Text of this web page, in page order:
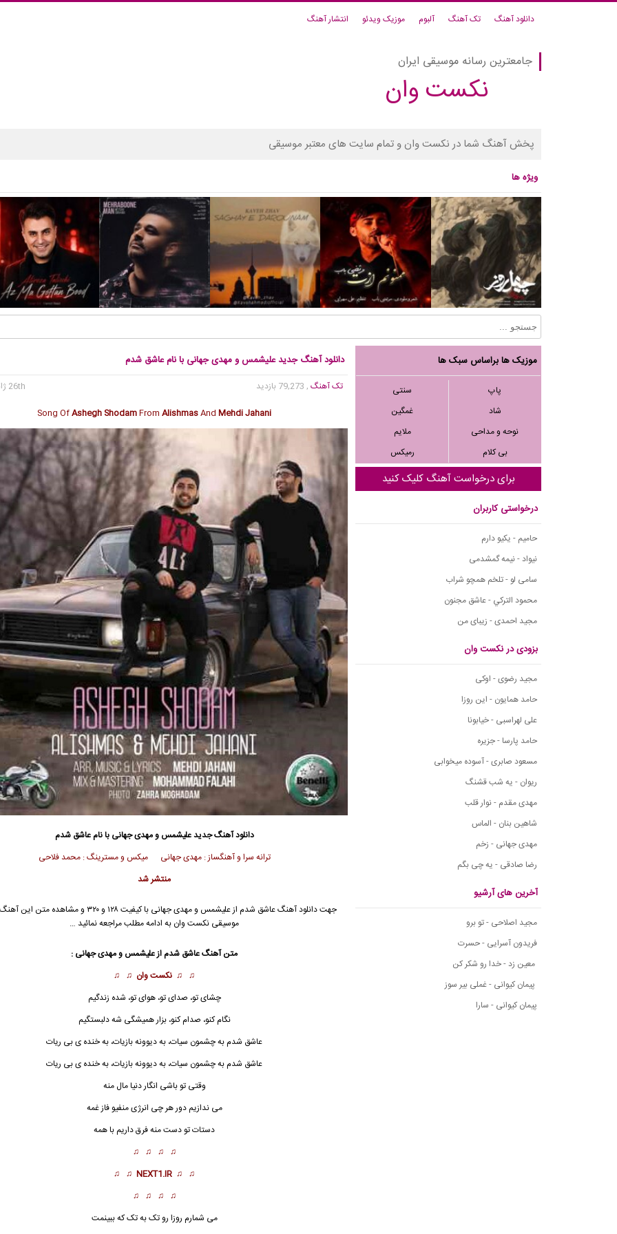
دانلود آهنگ تک آهنگ آلبوم موزیک ویدئو انتشار آهنگ
جامعترین رسانه موسیقی ایران
نکست وان
پخش آهنگ شما در نکست وان و تمام سایت های معتبر موسیقی
ویژه ها
موزیک ها براساس سبک ها
پاپ
سنتی
شاد
غمگین
نوحه و مداحی
ملایم
بی کلام
رمیکس
برای درخواست آهنگ کلیک کنید
درخواستی کاربران
حامیم - یکیو دارم
نیواد - نیمه گمشدمی
سامی لو - تلخم همچو شراب
محمود التركي - عاشق مجنون
مجید احمدی - زیبای من
بزودی در نکست وان
مجید رضوی - اوکی
حامد همایون - این روزا
علی لهراسبی - خیابونا
حامد پارسا - جزیره
مسعود صابری - آسوده میخوابی
ریوان - یه شب قشنگ
مهدی مقدم - نوار قلب
شاهین بنان - الماس
مهدی جهانی - زخم
رضا صادقی - یه چی بگم
آخرین های آرشیو
مجید اصلاحی - تو برو
فریدون آسرایی - حسرت
معین زد - خدا رو شکر کن
پیمان کیوانی - غملی بیر سوز
پیمان کیوانی - سارا
دانلود آهنگ جدید علیشمس و مهدی جهانی با نام عاشق شدم
تک آهنگ, 79,273 بازدید
26th ژانویه 2017
Song OfAshegh ShodamFromAlishmasAndMehdi Jahani
دانلود آهنگ جدیدعلیشمس و مهدی جهانی با نام عاشق شدم
ترانه سرا و آهنگساز : مهدی جهانی میکس و مسترینگ : محمد فلاحی
منتشر شد
جهت دانلود آهنگ عاشق شدم ازعلیشمس ومهدی جهانی
با کیفیت ۱۲۸ و ۳۲۰ و مشاهده متن این
موسیقی نکست وان به ادامه مطلب مراجعه نمائید …
متن آهنگ عاشق شدم از علیشمس و مهدی جهانی :
♫ ♫ نکست وان ♫ ♫
چشای تو، صدای تو، هوای تو، شده زندگیم
نگام کنو، صدام کنو، بزار همیشگی شه دلبستگیم
عاشق شدم به چشمون سیات، به دیوونه بازیات، به خنده ی بی ریات
عاشق شدم به چشمون سیات، به دیوونه بازیات، به خنده ی بی ریات
وقتی تو باشی انگار دنیا مال منه
می ندازیم دور هر چی انرژی منفیو فاز غمه
دستات تو دست منه فرق داریم با همه
♫ ♫ ♫ ♫
♫ ♫
NEXT1.IR
♫ ♫
♫ ♫ ♫ ♫
می شمارم روزا رو تک به تک که ببینمت